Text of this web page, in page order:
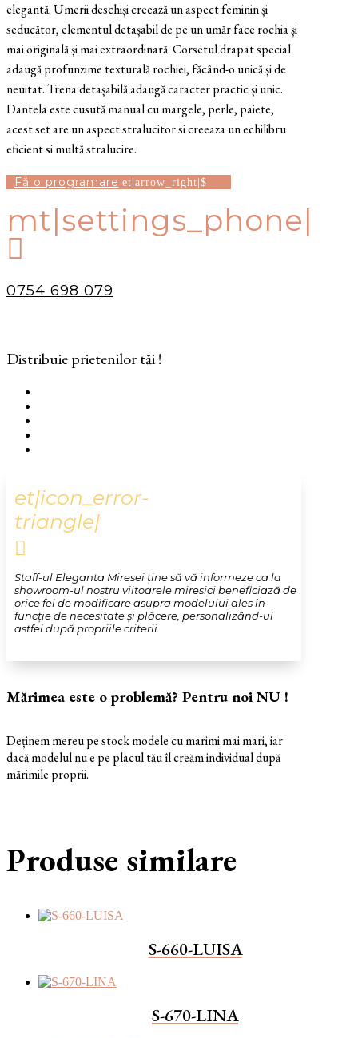
elegantă. Umerii deschiși creează un aspect feminin și
seducător, elementul detașabil de pe un umăr face rochia și
mai originală și mai extraordinară. Corsetul drapat special
adaugă profunzime texturală rochiei, făcând-o unică și de
neuitat. Trena detașabilă adaugă caracter practic și unic.
Dantela este cusută manual cu margele, perle, paiete,
acest set are un aspect stralucitor si creeaza un echilibru
eficient si multă stralucire.
Fă o programare
mt|settings_phone|

0754 698 079
Distribuie prietenilor tăi !
et|icon_error-
triangle|

Staff-ul Eleganta Miresei ține să vă informeze ca la
showroom-ul nostru viitoarele miresici beneficiază de
orice fel de modificare asupra modelului ales în
funcție de necesitate și plăcere, personalizând-ul
astfel după propriile criterii.
Mărimea este o problemă? Pentru noi NU !
Deținem mereu pe stock modele cu marimi mai mari, iar
dacă modelul nu e pe placul tău îl creăm individual după
mărimile proprii.
Produse similare
S-660-LUISA
S-670-LINA